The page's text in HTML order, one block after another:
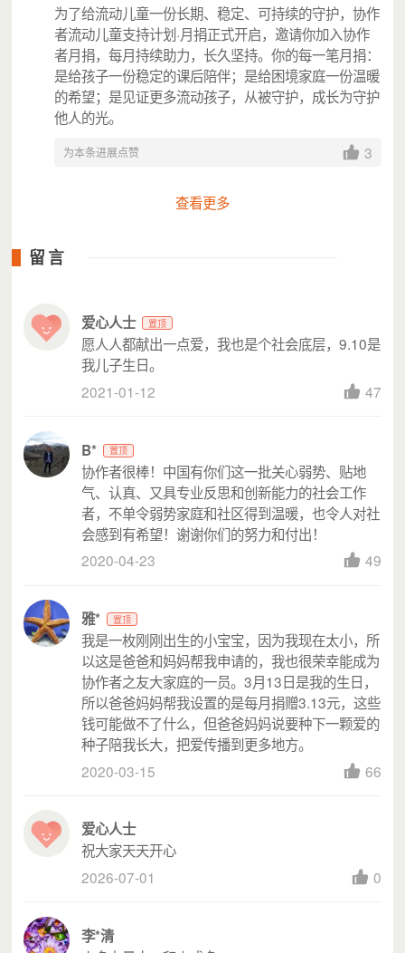
执行机构
北京市协作者社会工作发展中心（简称：北京协作者）是我
国成立最早的民办社会工作机构之一，
5A社会组织。机构以“团
结协作 助人自助”为服务理念，构建了“服务创新-研究倡导-专业
其在服务参与中由受助者成长为助人者，并在实践中总结提炼本
人都可以怀抱着尊严和梦想，自由地行走在大地”的组织愿景。
社会组织人员提供了社会工作专业服务，培育出包括农民工在内
作，组织召开了多个全国性研讨会，出版了11本图书。目前，协
作者的服务模式已被复制推广到长江三角洲地区、珠江三角洲地
区、山东半岛地区和中部地区。荣获“林护杰出社会工作服务项
目奖”，“中国社会创新奖”， “全国三八红旗集体”，民政部授予
票据说明
爱德基金会可以为您开具电子捐赠票据。
灵析开票指引：
月捐项目可在「票据中心」找到对应捐赠记录后，申请开具
月捐项目也可以在筹款页，点击「管理我的月捐」
票据」，勾选未开票的捐赠记录，申请批量合并开票。
注意：最迟不晚于捐赠支付的当年之内完成，如有特殊情
况，可在下一年的3月31日前，申请开具去年1月1日至当年3月31
若根据以上路径开票失败或因系统原因无法开票，您可在扣
登陆
http://www.amity.org.cn/donate/openInvoice，请输入交易
订单号根据官网开票指引进行申请（微信→我的→支付→钱包→
开票申请不支持跨年。如您在
迟在当年12月31日前完成开票申请。如您的月捐扣款在12月29日
为了给流动儿童一份长期、稳定、可持续的守护，协作
者流动儿童支持计划·月捐正式开启，邀请你加入协作
者月捐，每月持续助力，长久坚持。你的每一笔月捐：
是给孩子一份稳定的课后陪伴；是给困境家庭一份温暖
的希望；是见证更多流动孩子，从被守护，成长为守护
他人的光。
为本条进展点赞 3
查看更多
留言
爱心人士 置顶
愿人人都献出一点爱，我也是个社会底层，9.10是
我儿子生日。
2021-01-12
47
B* 置顶
协作者很棒！中国有你们这一批关心弱势、贴地
气、认真、又具专业反思和创新能力的社会工作
者，不单令弱势家庭和社区得到温暖，也令人对社
会感到有希望！谢谢你们的努力和付出！
2020-04-23
49
雅* 置顶
我是一枚刚刚出生的小宝宝，因为我现在太小，所
以这是爸爸和妈妈帮我申请的，我也很荣幸能成为
协作者之友大家庭的一员。3月13日是我的生日，
所以爸爸妈妈帮我设置的是每月捐赠3.13元，这些
钱可能做不了什么，但爸爸妈妈说要种下一颗爱的
种子陪我长大，把爱传播到更多地方。
2020-03-15
66
爱心人士
祝大家天天开心
2026-07-01
0
李*清